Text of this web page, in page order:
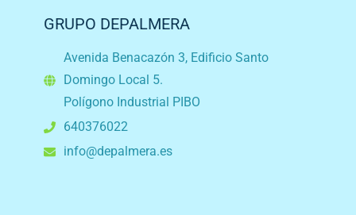
GRUPO DEPALMERA
Avenida Benacazón 3, Edificio Santo
Domingo Local 5.
Polígono Industrial PIBO
640376022
info@depalmera.es